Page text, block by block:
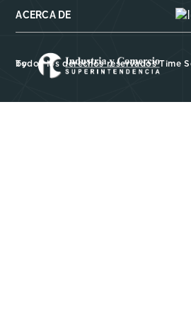
ACERCA DE
Todos los derechos reservados Time Square 2022 Empowered by